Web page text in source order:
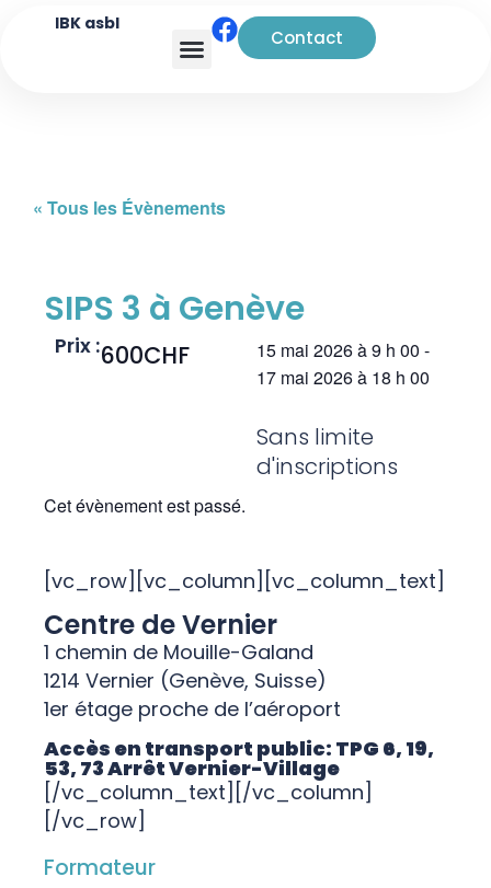
IBK asbl
Contact
« Tous les Évènements
SIPS 3 à Genève
Prix :600CHF 15 mai 2026à9 h 00 -
17 mai 2026à 18 h 00
Sans limite
d'inscriptions
Cet évènement est passé.
[vc_row][vc_column][vc_column_text]
Centre de Vernier
1 chemin de Mouille-Galand
1214 Vernier (Genève, Suisse)
1er étage proche de l’aéroport
Accès en transport public: TPG 6, 19,
53, 73 Arrêt Vernier-Village
[/vc_column_text][/vc_column]
[/vc_row]
Formateur